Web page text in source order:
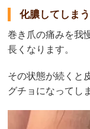
化膿してしまう
巻き爪の痛みを我
長くなります。
その状態が続くと
グチョになってし